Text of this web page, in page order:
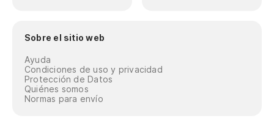
Sobre el sitio web
Ayuda
Condiciones de uso y privacidad
Protección de Datos
Quiénes somos
Normas para envío